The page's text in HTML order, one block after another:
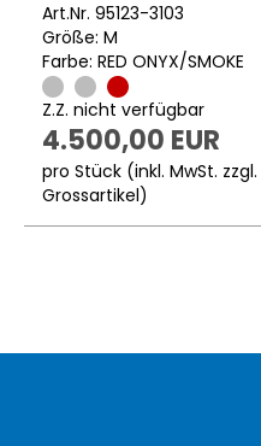
Art.Nr. 95123-3103
Größe: M
Farbe: RED ONYX/SMOKE
Z.Z. nicht verfügbar
4.500,00 EUR
pro Stück (inkl. MwSt. zzgl.
Grossartikel)